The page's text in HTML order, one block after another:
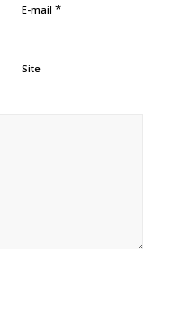
E-mail *
Site